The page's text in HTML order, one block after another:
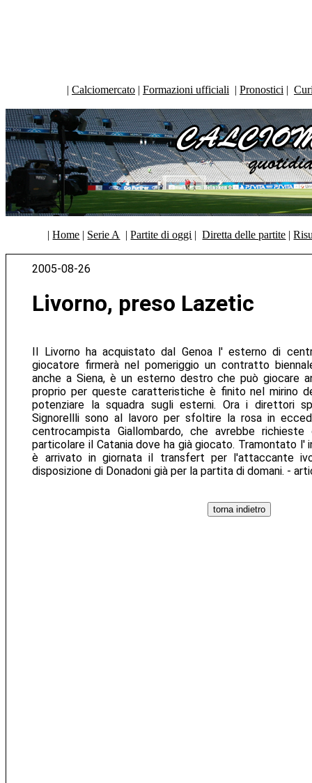
| Calciomercato | Formazioni ufficiali | Pronostici |
|Home | Serie A |Partite di oggi |Diretta delle partite |
2005-08-26
Livorno, preso Lazetic
Il Livorno ha acquistato dal Genoa l' esterno di
giocatore firmerà nel pomeriggio un contratto
anche a Siena, è un esterno destro che può giocare
proprio per queste caratteristiche è finito nel mirino
potenziare la squadra sugli esterni. Ora i direttori
Signorellli sono al lavoro per sfoltire la rosa in
centrocampista Giallombardo, che avrebbe
particolare il Catania dove ha già giocato. Tramontato l'
è arrivato in giornata il transfert per l'attaccante
disposizione di Donadoni già per la partita di domani. -